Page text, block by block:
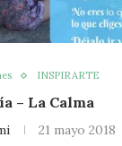
INSPIRARTE
– La Calma
21 mayo 2018